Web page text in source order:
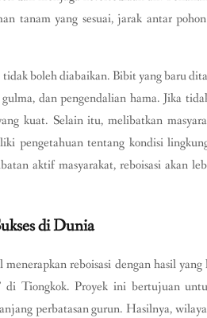
tanam yang sesuai, jarak antar
boleh diabaikan. Bibit yang baru
dan pengendalian hama. Jika
kuat. Selain itu, melibatkan
pengetahuan tentang kondisi
aktif masyarakat, reboisasi akan
di Dunia
reboisasi dengan hasil
di Tiongkok. Proyek ini bertujuan
perbatasan gurun. Hasilnya,